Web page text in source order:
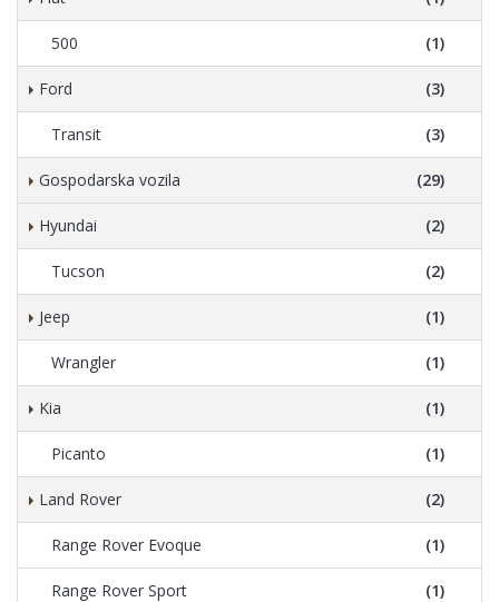
500 (1)
Ford (3)
Transit (3)
Gospodarska vozila (29)
Hyundai (2)
Tucson (2)
Jeep (1)
Wrangler (1)
Kia (1)
Picanto (1)
Land Rover (2)
Range Rover Evoque (1)
Range Rover Sport (1)